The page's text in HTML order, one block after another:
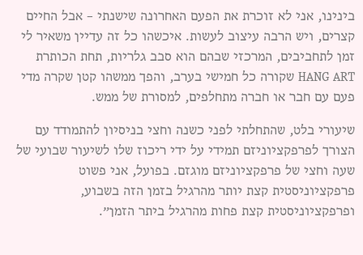
בינינו, אני לא זוכרת את הפעם האחרונה שישנתי – אבל החיים
קצרים, ויש הרבה עיצוב לעשות. איכשהו כל זה עדיין משאיר לי
זמן לתחביבים, המרכזי שבהם הוא סבב גלריות, תחת הכותרת
HANG ART שקורה כל חמישי בערב, והפך ממשהו קטן שקרה מדי
פעם עם חבר או חברה מתחלפים, למסורת של ממש.
שיעורי בלט, שהתחלתי לפני כשנה וחצי בניסיון להתמודד עם
הצורך לפרפקציוניזם תמידי על ידי ריכוז שלו לשיעור שבועי של
שעה וחצי של פרפקציוניזם מוגזם. בפועל, אני פשוט
פרפקציוניסטית קצת יותר מהרגיל בזמן הזה בשבוע,
ופרפקציוניסטית קצת פחות מהרגיל ביתר הזמן״.